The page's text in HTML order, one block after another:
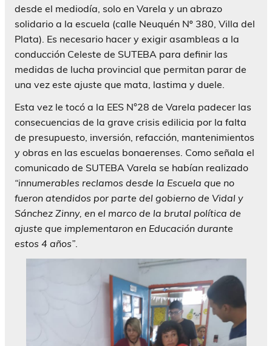
desde el mediodía, solo en Varela y un abrazo
solidario a la escuela (calle Neuquén Nº 380, Villa del
Plata). Es necesario hacer y exigir asambleas a la
conducción Celeste de SUTEBA para definir las
medidas de lucha provincial que permitan parar de
una vez este ajuste que mata, lastima y duele.
Esta vez le tocó a la EES N°28 de Varela padecer las
consecuencias de la grave crisis edilicia por la falta
de presupuesto, inversión, refacción, mantenimientos
y obras en las escuelas bonaerenses. Como señala el
comunicado de SUTEBA Varela se habían realizado
“innumerables reclamos desde la Escuela que no
fueron atendidos por parte del gobierno de Vidal y
Sánchez Zinny, en el marco de la brutal política de
ajuste que implementaron en Educación durante
estos 4 años”